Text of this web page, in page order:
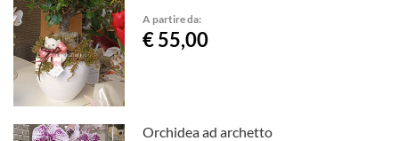
A partire da:
€ 55,00
Orchidea ad archetto